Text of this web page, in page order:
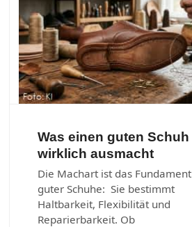
Was einen guten Schuh
wirklich ausmacht
Die Machart ist das Fundament
guter Schuhe: Sie bestimmt
Haltbarkeit, Flexibilität und
Reparierbarkeit. Ob